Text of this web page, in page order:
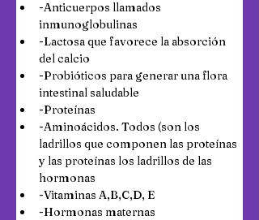
-Anticuerpos llamados
inmunoglobulinas
-Lactosa que favorece la absorción
del calcio
-Probióticos para generar una flora
intestinal saludable
-Proteínas
-Aminoácidos. Todos (son los
ladrillos que componen las proteínas
y las proteínas los ladrillos de las
hormonas
-Vitaminas A,B,C,D, E
-Hormonas maternas